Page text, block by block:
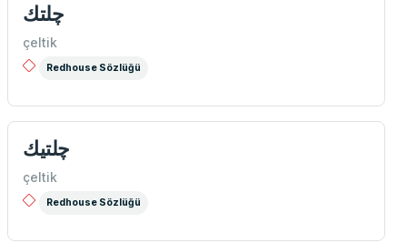
چلتك
çeltik
Redhouse Sözlüğü
چلتيك
çeltik
Redhouse Sözlüğü